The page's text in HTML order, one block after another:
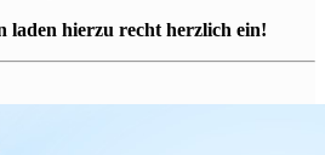
laden hierzu recht herzlich ein!